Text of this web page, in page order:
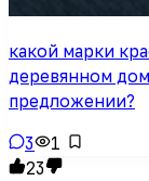
какой марки
деревянном
предложении?
3
1
23